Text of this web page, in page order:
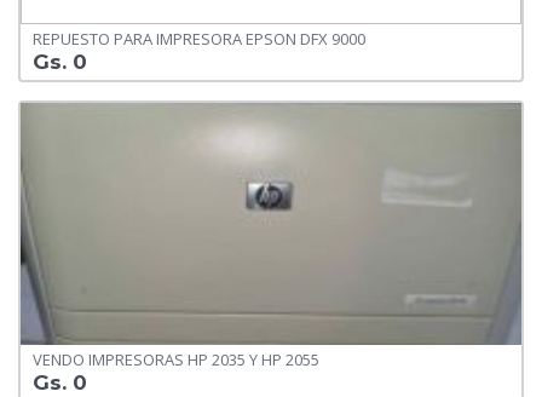
REPUESTO PARA IMPRESORA EPSON DFX 9000
Gs. 0
VENDO IMPRESORAS HP 2035 Y HP 2055
Gs. 0